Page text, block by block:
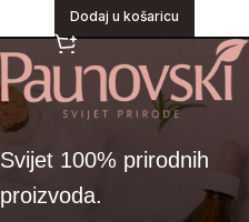
Dodaj u košaricu
Svijet 100% prirodnih
proizvoda.